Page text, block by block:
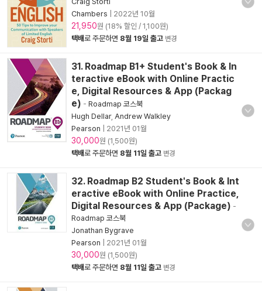
Chambers
2022년 10월
21,950원 (18% 할인 / 1,100원)
택배로 주문하면 8월 19일 출고 변경
31. Roadmap B1+ Student's Book & In
teractive eBook with Online Practic
e, Digital Resources & App (Packag
e) - Roadmap 코스북
Hugh Dellar, Andrew Walkley
Pearson
2021년 01월
30,000원 (1,500원)
택배로 주문하면 8월 11일 출고 변경
32. Roadmap B2 Student's Book & Int
eractive eBook with Online Practice,
Digital Resources & App (Package) -
Roadmap 코스북
Jonathan Bygrave
Pearson
2021년 01월
30,000원 (1,500원)
택배로 주문하면 8월 11일 출고 변경